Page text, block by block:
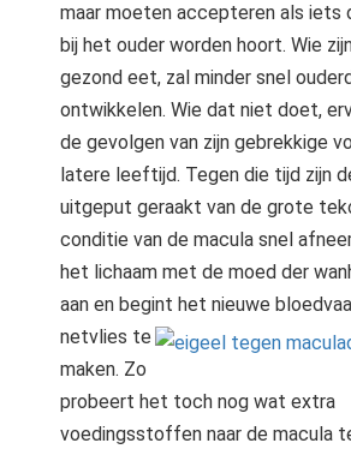
maar moeten accepteren als iets
bij het ouder worden hoort. Wie
gezond eet, zal minder snel
ontwikkelen. Wie dat niet doet,
de gevolgen van zijn gebrekkige
latere leeftijd. Tegen die tijd zijn
uitgeput geraakt van de grote
conditie van de macula snel
het lichaam met de moed der
aan en begint het nieuwe
netvlies te
maken. Zo
probeert het toch nog wat extra
voedingsstoffen naar de macula